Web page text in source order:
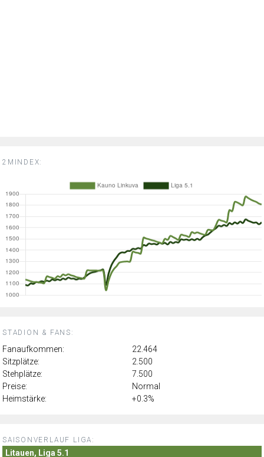
2MINDEX:
STADION & FANS:
Fanaufkommen:
22.464
Sitzplätze:
2.500
Stehplätze:
7.500
Preise:
Normal
Heimstärke:
+0.3%
SAISONVERLAUF LIGA:
Litauen, Liga 5.1